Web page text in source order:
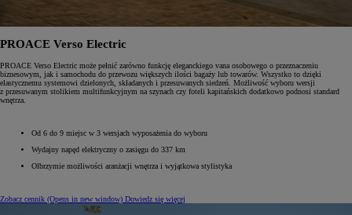
PROACE Verso Electric
PROACE Verso Electric może pełnić zarówno funkcję eleganckiego vana osobowego o przeznaczeniu
biznesowym, jak i samochodu do przewozu większych ilości bagaży lub towarów. Wszystko to dzięki
elastycznemu systemowi dzielonych, składanych i przesuwanych siedzeń. Możliwość wyboru wersji
z przesuwanym stolikiem multifunkcyjnym na szynach czy foteli kapitańskich dodatkowo podnosi standard
wnętrza.
Od 6 do 9 miejsc w 3 wersjach wyposażenia do wyboru
Wydajny napęd elektryczny o zasięgu do 337 km
Olbrzymie możliwości aranżacji wnętrza i wyjątkowa stylistyka
Zobacz cennik (Opens in new window) Dowiedz się więcej